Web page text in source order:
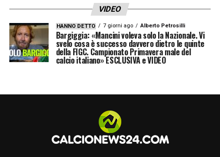
VIDEO
HANNO DETTO 7 giorni ago Alberto Petrosilli
Bargiggia: «Mancini voleva solo la Nazionale. Vi
svelo cosa è successo davvero dietro le quinte
della FIGC. Campionato Primavera male del
calcio italiano» ESCLUSIVA e VIDEO